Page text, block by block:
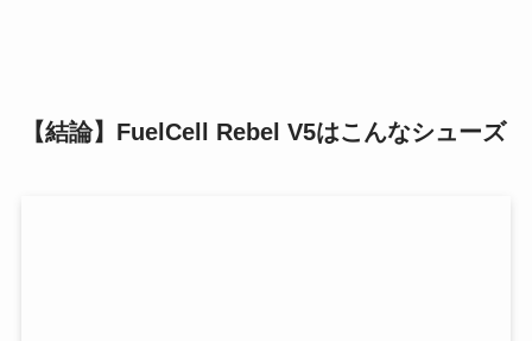
【結論】FuelCell Rebel V5はこんなシューズ